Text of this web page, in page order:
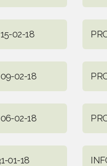
02-18
02-18
02-18
01-18